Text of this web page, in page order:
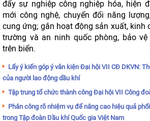
đẩy sự nghiệp công nghiệp hóa, hiện
mới công nghệ, chuyển đổi năng
cung ứng; gắn hoạt động sản xuất, kinh
trường và an ninh quốc phòng, bảo
trên biển.
Lấy ý kiến góp ý văn kiện Đại hội VII CĐ DKVN:
của người lao động dầu khí
Tập trung tổ chức thành công Đại hội VII Công
Phân công rõ nhiệm vụ để nâng cao hiệu quả
trong Tập đoàn Dầu khí Quốc gia Việt Nam